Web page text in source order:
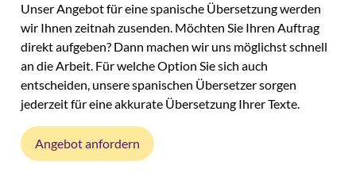
Unser Angebot für eine spanische Übersetzung werden
wir Ihnen zeitnah zusenden. Möchten Sie Ihren Auftrag
direkt aufgeben? Dann machen wir uns möglichst schnell
an die Arbeit. Für welche Option Sie sich auch
entscheiden, unsere spanischen Übersetzer sorgen
jederzeit für eine akkurate Übersetzung Ihrer Texte.
Angebot anfordern